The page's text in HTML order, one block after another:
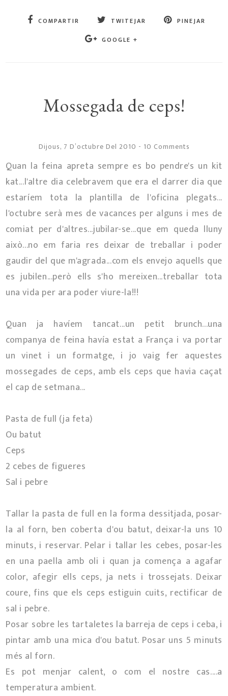
COMPARTIR TWITEJAR
PINEJAR
GOOGLE +
Mossegada de ceps!
Dijous, 7 D’octubre Del 2010 - 10 Comments
Quan la feina apreta sempre es bo pendre's un kit
kat...l'altre dia celebravem que era el darrer dia que
estaríem tota la plantilla de l'oficina plegats...
l'octubre serà mes de vacances per alguns i mes de
comiat per d'altres...jubilar-se...que em queda lluny
això...no em faria res deixar de treballar i poder
gaudir del que m'agrada...com els envejo aquells que
es jubilen...però ells s'ho mereixen...treballar tota
una vida per ara poder viure-la!!!
Quan ja havíem tancat...un petit brunch...una
companya de feina havía estat a França i va portar
un vinet i un formatge, i jo vaig fer aquestes
mossegades de ceps, amb els ceps que havia caçat
el cap de setmana...
Pasta de full (ja feta)
Ou batut
Ceps
2 cebes de figueres
Sal i pebre
Tallar la pasta de full en la forma dessitjada, posar-
la al forn, ben coberta d'ou batut, deixar-la uns 10
minuts, i reservar. Pelar i tallar les cebes, posar-les
en una paella amb oli i quan ja comença a agafar
color, afegir ells ceps, ja nets i trossejats. Deixar
coure, fins que els ceps estiguin cuits, rectificar de
sal i pebre.
Posar sobre les tartaletes la barreja de ceps i ceba, i
pintar amb una mica d'ou batut. Posar uns 5 minuts
més al forn.
Es pot menjar calent, o com el nostre cas....a
temperatura ambient.